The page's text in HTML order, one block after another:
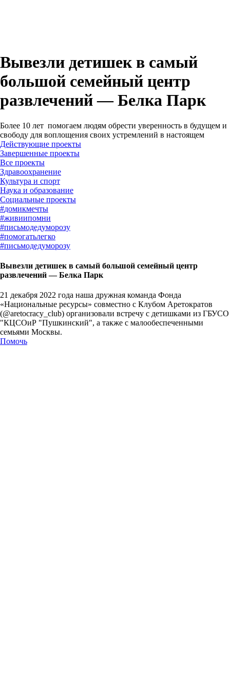
Вывезли детишек в самый
большой семейный центр
развлечений — Белка Парк
Более 10 лет помогаем людям обрести уверенность в будущем и
свободу для воплощения своих устремлений в настоящем
Действующие проекты
Завершенные проекты
#домикмечты
#живиипомни
#письмодедуморозу
#помогатьлегко
#письмодедуморозу
Вывезли детишек в самый большой семейный центр
развлечений — Белка Парк
21 декабря 2022 года наша дружная команда Фонда
«Национальные ресурсы» совместно с Клубом Аретократов
(@aretocracy_club) организовали встречу с детишками из ГБУСО
"КЦСОиР "Пушкинский", а также с малообеспеченными
семьями Москвы.
Помочь